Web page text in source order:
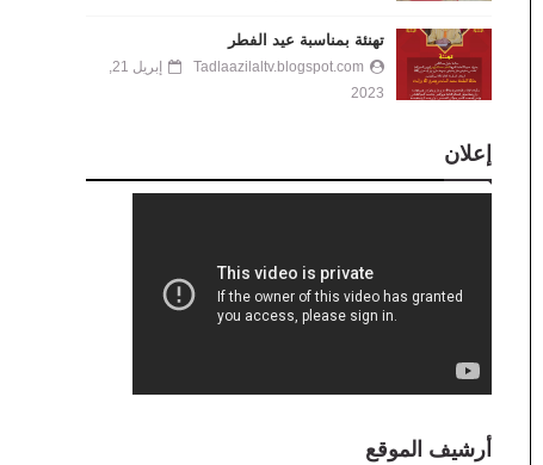
تهنئة بمناسبة عيد الفطر
Tadlaazilaltv.blogspot.com
إبريل 21,
2023
إعلان
أرشيف الموقع